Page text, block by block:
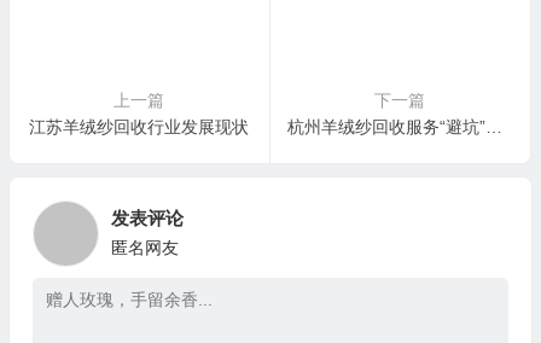
上一篇
江苏羊绒纱回收行业发展现状
下一篇
杭州羊绒纱回收服务“避坑”指南：十年行家亲测四大渠道优劣
发表评论
匿名网友